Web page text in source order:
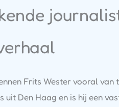
Frits Wester vooral
uit Den Haag en is hij een